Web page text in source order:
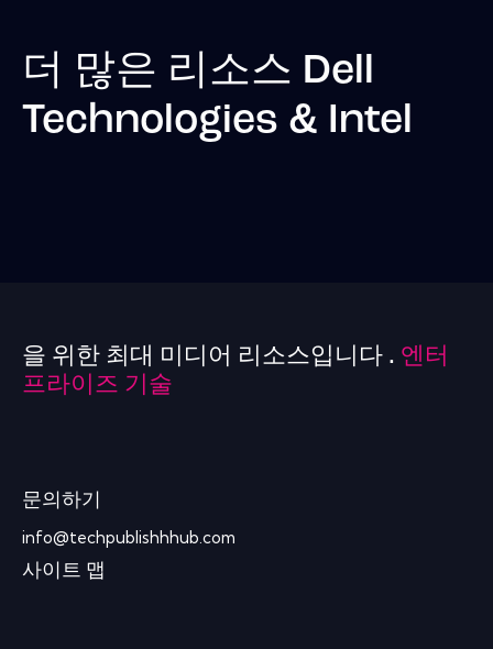
더 많은 리소스 Dell
Technologies & Intel
을 위한 최대 미디어 리소스입니다 . 엔터
프라이즈 기술
문의하기
info@techpublishhhub.com
사이트 맵